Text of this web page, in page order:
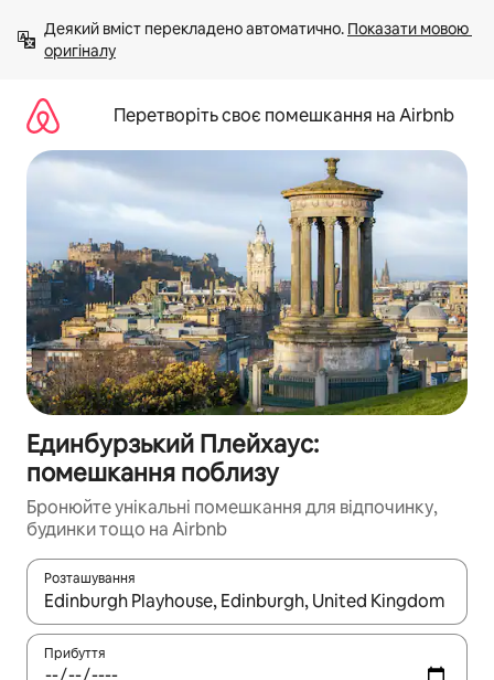
вмісту
Деякий вміст перекладено автоматично. Показати мовою
оригіналу
Перетворіть своє помешкання на Airbnb
Единбурзький Плейхаус:
помешкання поблизу
Бронюйте унікальні помешкання для відпочинку,
будинки тощо на Airbnb
Розташування
Отримавши результати пошуку, використовуйте для
Прибуття